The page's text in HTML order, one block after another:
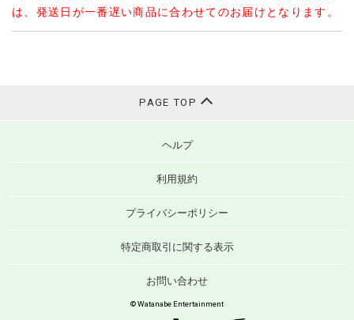
は、発送日が一番遅い商品に合わせてのお届けとなります。
PAGE TOP
ヘルプ
利用規約
プライバシーポリシー
特定商取引に関する表示
お問い合わせ
© Watanabe Entertainment